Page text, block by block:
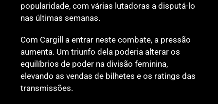
popularidade, com várias lutadoras a disputá-lo
nas últimas semanas.
Com Cargill a entrar neste combate, a pressão
aumenta. Um triunfo dela poderia alterar os
equilíbrios de poder na divisão feminina,
elevando as vendas de bilhetes e os ratings das
transmissões.